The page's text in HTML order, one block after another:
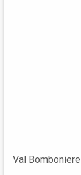
Val Bomboniere